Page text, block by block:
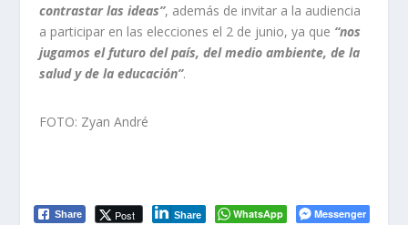
contrastar las ideas”, además de invitar a la audiencia
a participar en las elecciones el 2 de junio, ya que “nos
jugamos el futuro del país, del medio ambiente, de la
salud y de la educación”.
FOTO: Zyan André
Share Post Share WhatsApp Messenger